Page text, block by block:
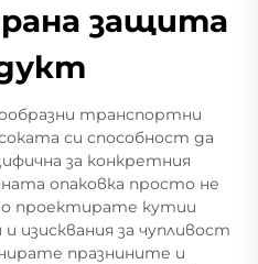
защита
транспортни
си способност да
за конкретния
опаковка просто не
проектирате кутии
изисквания за чупливост
празнините и